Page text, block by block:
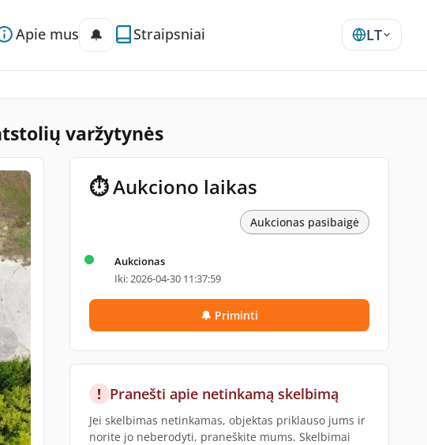
Apie mus 🔔 Straipsniai LT
varžytynės
›
⏱ Aukciono laikas
Aukcionas pasibaigė
Aukcionas
Iki: 2026-04-30 11:37:59
🔔 Priminti
! Pranešti apie netinkamą skelbimą
Jei skelbimas netinkamas, objektas priklauso jums ir
norite jo neberodyti, praneškite mums. Skelbimai